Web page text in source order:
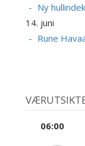
Ny
14. juni
Rune
06:00